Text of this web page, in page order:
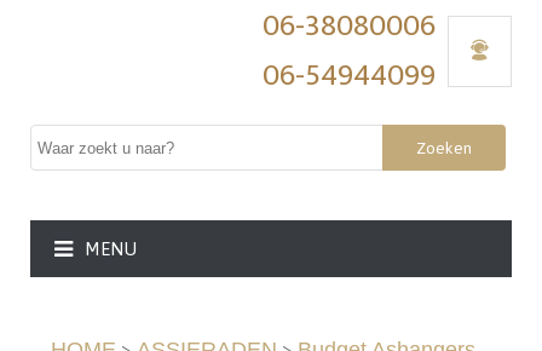
06-38080006
06-54944099
Zoeken
MENU